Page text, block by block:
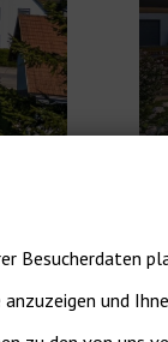
Besucherdaten
und